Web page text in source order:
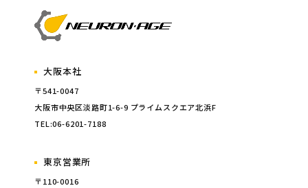
大阪本社
〒541-0047
大阪市中央区淡路町1-6-9 プライムスクエア北浜F
TEL:06-6201-7188
東京営業所
〒110-0016